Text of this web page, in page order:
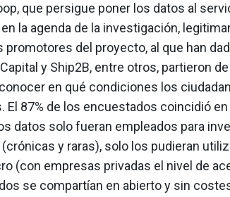
que persigue poner los datos al
la agenda de la investigación,
del proyecto, al que han
y Ship2B, entre otros, partieron
en qué condiciones los
El 87% de los encuestados coincidió
datos solo fueran empleados para
y raras), solo los pudieran
(con empresas privadas el nivel de
se compartían en abierto y sin